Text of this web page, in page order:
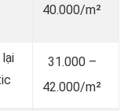
40.000/m²
31.000 –
42.000/m²